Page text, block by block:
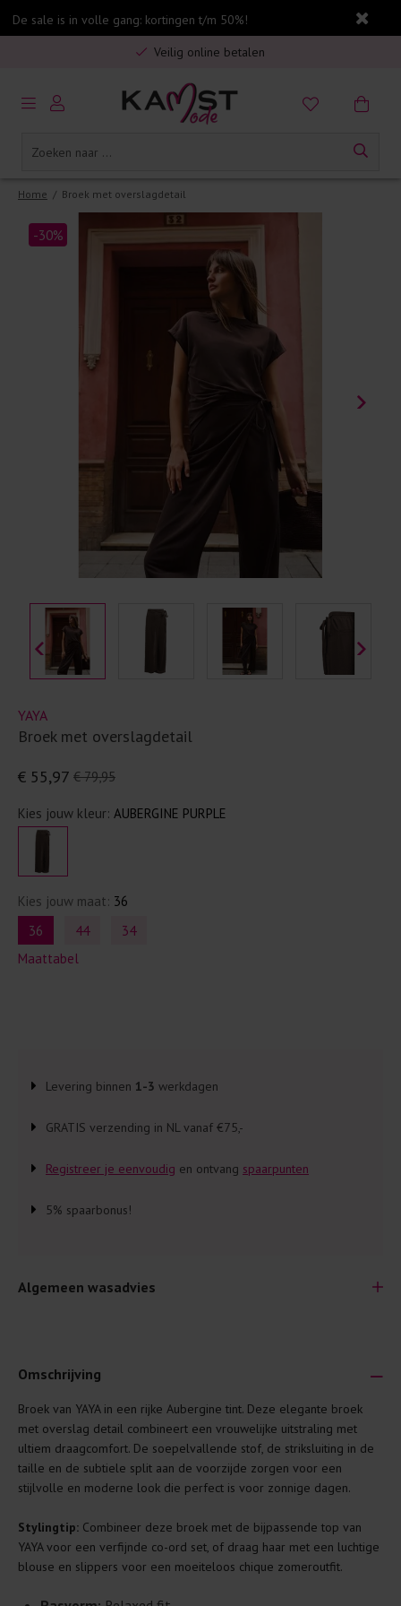
De sale is in volle gang: kortingen t/m 50%!
Gratis verzending in Nederland vanaf €75,-
Veilig online betalen
5% spaarbonus op jouw aankoop
Gratis verzending in Nederland vanaf €75,-
Home / Broek met overslagdetail
-30%
YAYA
Broek met overslagdetail
€ 79,95
€ 55,97
Kies jouw kleur: AUBERGINE PURPLE
Kies jouw maat: 36
36
44
34
Maattabel
Levering binnen 1-3 werkdagen
GRATIS verzending in NL vanaf €75,-
Registreer je eenvoudig en ontvang spaarpunten
5% spaarbonus!
Algemeen wasadvies
Je wilt natuurlijk lang plezier hebben van je nieuwe kleding.
Daarom geven wij een aantal algemene was-tips:
Lees altijd eerst even het was-etiket.
Was kleding binnenste buiten. Dat beschermt de
buitenkant.
Wees zuinig met wasmiddel. Per kledingstuk is een drupje
genoeg.
Was zo koud mogelijk. Op 20 of 30 graden wassen is vaak
Omschrijving
Broek van YAYA in een rijke Aubergine tint. Deze elegante broek
met overslag detail combineert een vrouwelijke uitstraling met
ultiem draagcomfort. De soepelvallende stof, de striksluiting in de
taille en de subtiele split aan de voorzijde zorgen voor een
stijlvolle en moderne look die perfect is voor zonnige dagen.
Stylingtip: Combineer deze broek met de bijpassende top van
YAYA voor een verfijnde co-ord set, of draag haar met een luchtige
blouse en slippers voor een moeiteloos chique zomeroutfit.